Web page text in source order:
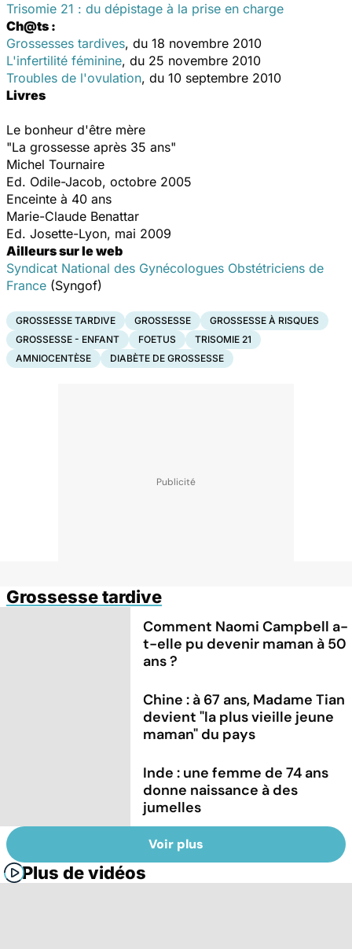
Trisomie 21 : du dépistage à la prise en charge
Ch@ts :
Grossesses tardives, du 18 novembre 2010
L'infertilité féminine, du 25 novembre 2010
Troubles de l'ovulation, du 10 septembre 2010
Livres
Le bonheur d'être mère
"La grossesse après 35 ans"
Michel Tournaire
Ed. Odile-Jacob, octobre 2005
Enceinte à 40 ans
Marie-Claude Benattar
Ed. Josette-Lyon, mai 2009
Ailleurs sur le web
Syndicat National des Gynécologues Obstétriciens de
France (Syngof)
GROSSESSE TARDIVE GROSSESSE
GROSSESSE À RISQUES
GROSSESSE - ENFANT
FOETUS
TRISOMIE 21
AMNIOCENTÈSE
DIABÈTE DE GROSSESSE
Grossesse tardive
Comment Naomi Campbell a-
t-elle pu devenir maman à 50
ans ?
Chine : à 67 ans, Madame Tian
devient "la plus vieille jeune
maman" du pays
Inde : une femme de 74 ans
donne naissance à des
jumelles
Voir plus
Plus de vidéos